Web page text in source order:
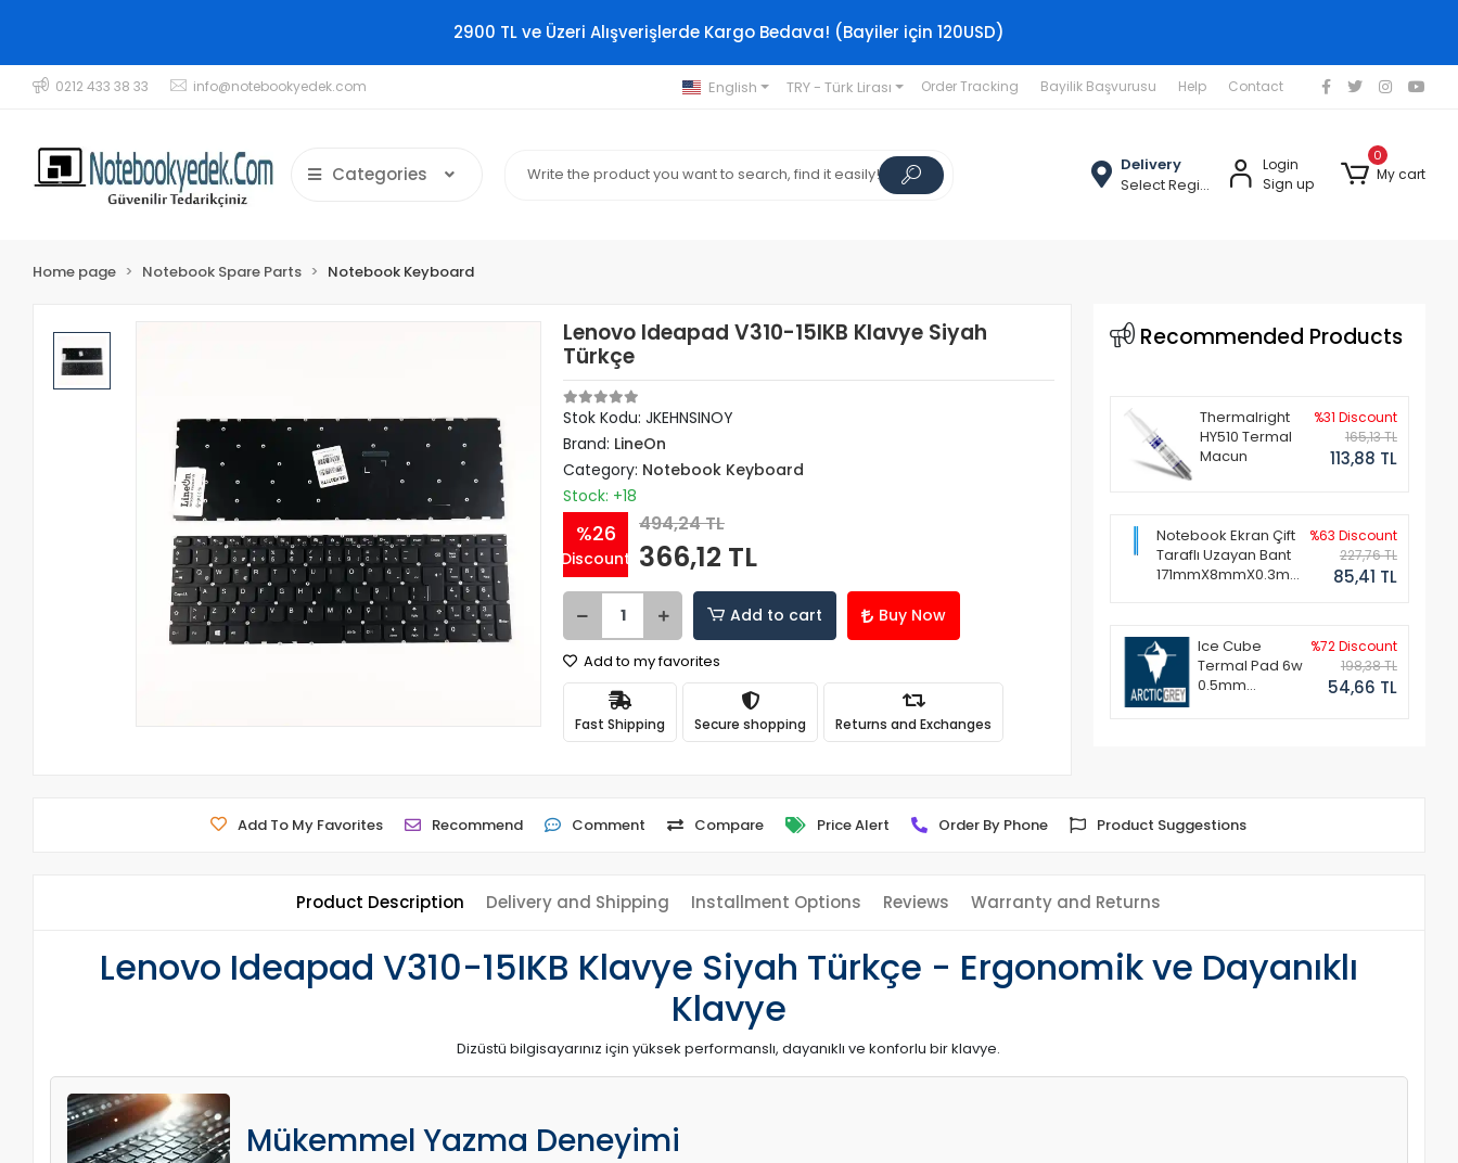
2900 TL ve Üzeri Alışverişlerde Kargo Bedava! (Bayiler için 120USD)
0212 433 38 33 info@notebookyedek.com English TRY - Türk Lirası Order Tracking Bayilik Başvurusu Help Contact
Categories
Delivery
Select Region
Login
Sign up
0
My cart
Home page Notebook Spare Parts Notebook Keyboard
Lenovo Ideapad V310-15IKB Klavye Siyah
Türkçe
Stok Kodu: JKEHNSINOY
Brand: LineOn
Category: Notebook Keyboard
Stock: +18
%26
Discount
494,24 TL
366,12 TL
Add to cart Buy Now
Add to my favorites
Fast Shipping Secure shopping Returns and Exchanges
Recommended Products
Thermalright
HY510 Termal
Macun
%31 Discount
165,13 TL
113,88 TL
Notebook Ekran Çift
Taraflı Uzayan Bant
171mmX8mmX0.3mm
%63 Discount
227,76 TL
85,41 TL
Ice Cube
Termal Pad 6w
0.5mm
%72 Discount
198,38 TL
54,66 TL
Add To My Favorites Recommend Comment Compare Price Alert Order By Phone Product Suggestions
Product Description Delivery and Shipping Installment Options Reviews Warranty and Returns
Lenovo Ideapad V310-15IKB Klavye Siyah Türkçe - Ergonomik ve Dayanıklı
Klavye
Dizüstü bilgisayarınız için yüksek performanslı, dayanıklı ve konforlu bir klavye.
Mükemmel Yazma Deneyimi